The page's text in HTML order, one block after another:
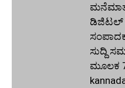
ಡಿಜಿಟಲ್‌
ಸುದ್ದಿ
ಮೂಲಕ